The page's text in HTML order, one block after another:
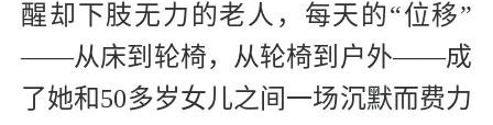
醒却下肢无力的老人，每天的“位移”
——从床到轮椅，从轮椅到户外——成
了她和50多岁女儿之间一场沉默而费力